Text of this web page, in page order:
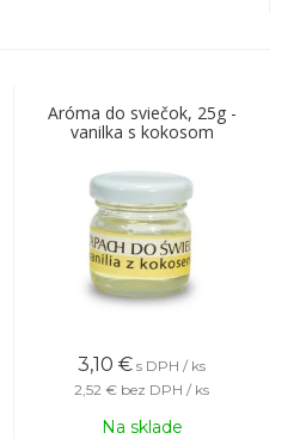
Aróma do sviečok, 25g -
vanilka s kokosom
3,10 € s DPH / ks
2,52 € bez DPH / ks
Na sklade